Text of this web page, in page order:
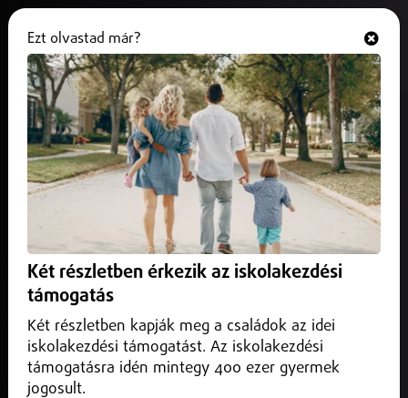
Megállapodás született a
kárpátaljai magyarok jogairól
Belföld
Átfogó megállapodásról számolt be Magyar Péter
bővítésével kapcsolatban.
Ezt olvastad már?
Két részletben érkezik az iskolakezdési
támogatás
Két részletben kapják meg a családok az idei
iskolakezdési támogatást. Az iskolakezdési
támogatásra idén mintegy 400 ezer gyermek
jogosult.